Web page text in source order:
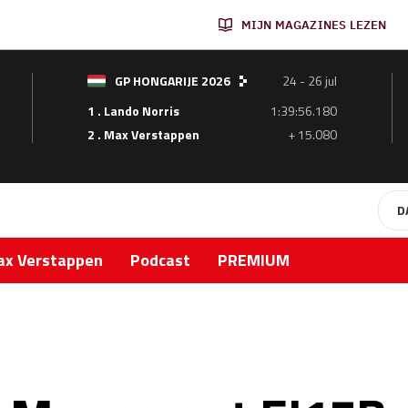
MIJN MAGAZINES LEZEN
GP HONGARIJE 2026
24 - 26 jul
1 . Lando Norris
1:39:56.180
2 . Max Verstappen
+ 15.080
Verstappen Podcast PREMIUM